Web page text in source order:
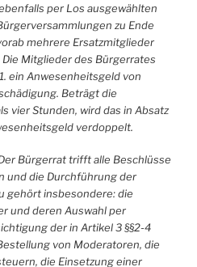
per Los ausgewählten
zu Ende
mehrere Ersatzmitglieder
Mitglieder des Bürgerrates
ein Anwesenheitsgeld von
Beträgt die
vier Stunden, wird das in Absatz
verdoppelt.
Bürgerrat trifft alle Beschlüsse
und die Durchführung der
gehört insbesondere: die
und deren Auswahl per
der in Artikel 3 §§2-4
von Moderatoren, die
die Einsetzung einer